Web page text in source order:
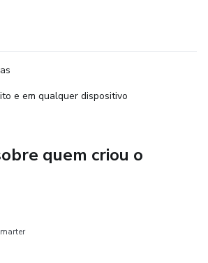
e em qualquer dispositivo
quem criou o